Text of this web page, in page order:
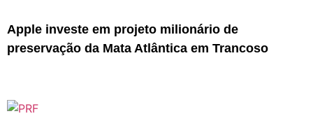
Apple investe em projeto milionário de
preservação da Mata Atlântica em Trancoso